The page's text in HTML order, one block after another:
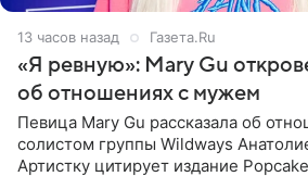
13 часов назад Газета.Ru
«Я ревную»: Mary Gu
об отношениях с мужем
Певица Mary Gu рассказала об
солистом группы Wildways
Артистку цитирует издание